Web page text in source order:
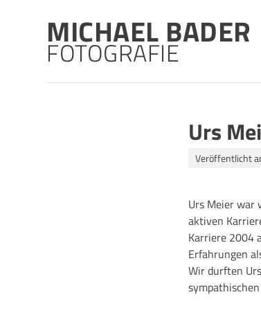
MICHAEL BADER
FOTOGRAFIE
Urs
Veröffentlicht
Urs Meier war
aktiven
Karriere 2004
Erfahrungen
Wir durften